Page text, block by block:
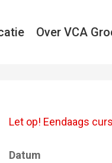
Over VCA
Let op! Eendaags
Datum